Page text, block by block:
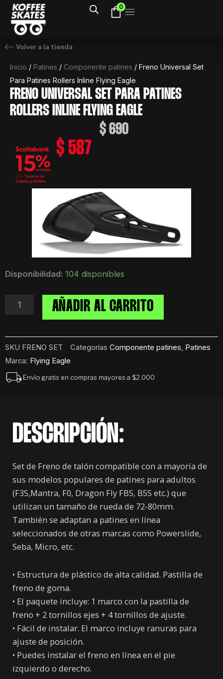
contenido
0
Volver a la tienda
Inicio / Patines / Componente patines / Freno Universal Set
Para Patines Rollers Inline Flying Eagle
FRENO UNIVERSAL SET PARA PATINES
ROLLERS INLINE FLYING EAGLE
$690
$ 587
Disponibilidad: 104 disponibles
Freno
Para
Eagle
cantidad
AÑADIR AL CARRITO
SKU FRENO SET Categorías Componente patines, Patines
Marca: Flying Eagle
Envío gratis en compras mayores a $2.000
DESCRIPCIÓN:
Set de Freno de talón compatible con a mayoría de
sus modelos populares de patines para adultos
(F3S,Mantra, F0, Dragon Fly FBS, B5S etc.) que
utilizan un tamaño de rueda de 72-80mm.
También se adaptan a patines en línea
seleccionados de otras marcas como Powerslide,
Seba, Micro, etc.
• Estructura de plástico de alta calidad. Pastilla de
freno de goma.
• El paquete incluye: 1 marco con la pastilla de
freno + 2 tornillos ejes + 4 tornillos de ajuste.
• Fácil de instalar. El marco incluye ranuras para
ajuste de posición.
• Puedes instalar el freno en línea en el pie
izquierdo o derecho.